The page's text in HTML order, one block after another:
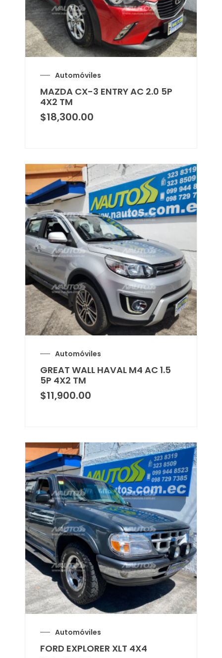
Automóviles
MAZDA CX-3 ENTRY AC 2.0 5P
4X2 TM
$18,300.00
Automóviles
GREAT WALL HAVAL M4 AC 1.5
5P 4X2 TM
$11,900.00
Automóviles
FORD EXPLORER XLT 4X4